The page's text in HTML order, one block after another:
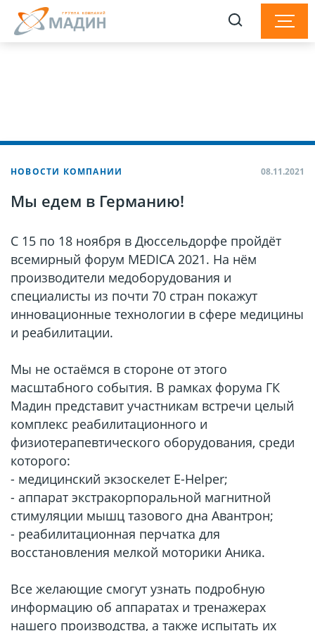
НОВОСТИ КОМПАНИИ 08.11.2021
Мы едем в Германию!
С 15 по 18 ноября в Дюссельдорфе пройдёт
всемирный форум MEDICA 2021. На нём
производители медоборудования и
специалисты из почти 70 стран покажут
инновационные технологии в сфере медицины
и реабилитации.
Мы не остаёмся в стороне от этого
масштабного события. В рамках форума ГК
Мадин представит участникам встречи целый
комплекс реабилитационного и
физиотерапевтического оборудования, среди
которого:
- медицинский экзоскелет E-Helper;
- аппарат экстракорпоральной магнитной
стимуляции мышц тазового дна Авантрон;
- реабилитационная перчатка для
восстановления мелкой моторики Аника.
Все желающие смогут узнать подробную
информацию об аппаратах и тренажерах
нашего производства, а также испытать их